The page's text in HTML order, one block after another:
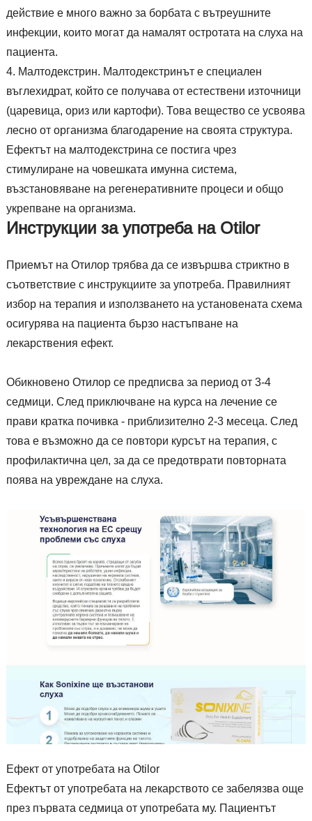
действие е много важно за борбата с вътреушните
инфекции, които могат да намалят остротата на слуха на
пациента.
Малтодекстрин. Малтодекстринът е специален
въглехидрат, който се получава от естествени източници
(царевица, ориз или картофи). Това вещество се усвоява
лесно от организма благодарение на своята структура.
Ефектът на малтодекстрина се постига чрез
стимулиране на човешката имунна система,
възстановяване на регенеративните процеси и общо
укрепване на организма.
Инструкции за употреба на Otilor
Приемът на Отилор трябва да се извършва стриктно в
съответствие с инструкциите за употреба. Правилният
избор на терапия и използването на установената схема
осигурява на пациента бързо настъпване на
лекарствения ефект.
Обикновено Отилор се предписва за период от 3-4
седмици. След приключване на курса на лечение се
прави кратка почивка - приблизително 2-3 месеца. След
това е възможно да се повтори курсът на терапия, с
профилактична цел, за да се предотврати повторната
поява на увреждане на слуха.
Ефект от употребата на Otilor
Ефектът от употребата на лекарството се забелязва още
през първата седмица от употребата му. Пациентът